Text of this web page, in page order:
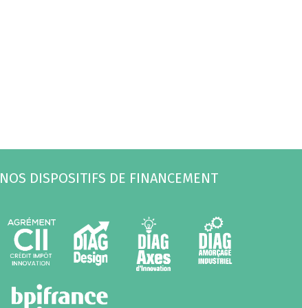
NOS DISPOSITIFS DE FINANCEMENT